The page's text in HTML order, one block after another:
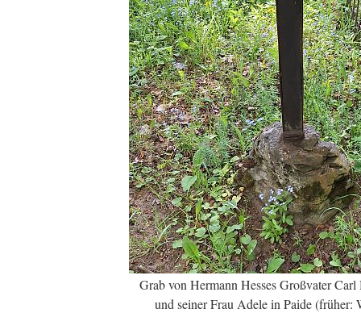
Grab von Hermann Hesses Großvater Carl
und seiner Frau Adele in Paide (früher: